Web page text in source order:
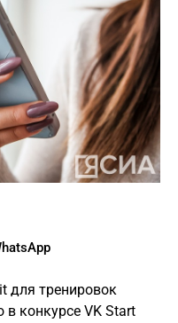
для тренировок
конкурсе VK Start